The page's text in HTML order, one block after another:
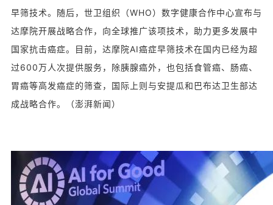
早筛技术。随后，世卫组织（WHO）数字健康合作中心宣布与
达摩院开展战略合作，向全球推广该项技术，助力更多发展中
国家抗击癌症。目前，达摩院AI癌症早筛技术在国内已经为超
过600万人次提供服务，除胰腺癌外，也包括食管癌、肠癌、
胃癌等高发癌症的筛查，国际上则与安提瓜和巴布达卫生部达
成战略合作。（澎湃新闻）